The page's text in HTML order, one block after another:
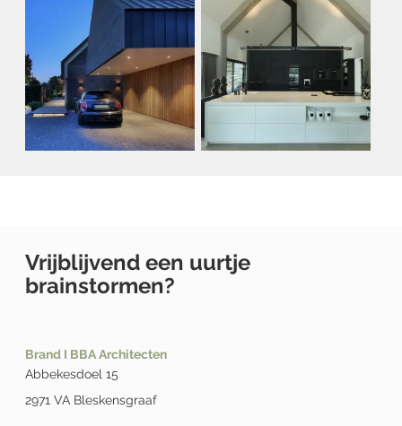
Vrijblijvend een uurtje
brainstormen?
Brand I BBA Architecten
Abbekesdoel 15
2971 VA Bleskensgraaf